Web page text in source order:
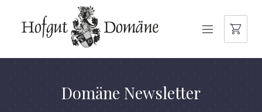
NAVIGATION
Domäne Newsletter